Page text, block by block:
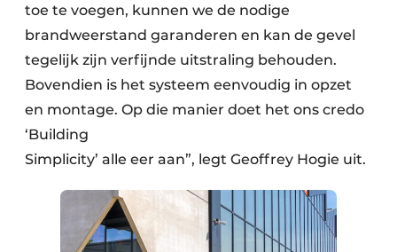
toe te voegen, kunnen we de nodige
brandweerstand garanderen en kan de gevel
tegelijk zijn verfijnde uitstraling behouden.
Bovendien is het systeem eenvoudig in opzet
en montage. Op die manier doet het ons credo
‘Building
Simplicity’ alle eer aan”, legt Geoffrey Hogie uit.